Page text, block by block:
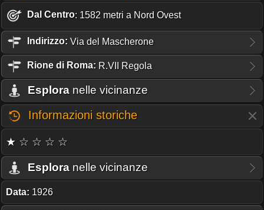
Dal Centro: 1582 metri a Nord Ovest
Indirizzo: Via del Mascherone
Rione di Roma: R.VII Regola
Esplora nelle vicinanze
Informazioni storiche
★ ☆ ☆ ☆ ☆
Esplora nelle vicinanze
Data: 1926